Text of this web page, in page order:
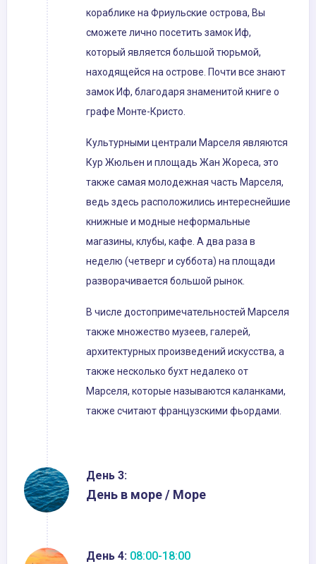
кораблике на Фриульские острова, Вы
сможете лично посетить замок Иф,
который является большой тюрьмой,
находящейся на острове. Почти все знают
замок Иф, благодаря знаменитой книге о
графе Монте-Кристо.
Культурными централи Марселя являются
Кур Жюльен и площадь Жан Жореса, это
также самая молодежная часть Марселя,
ведь здесь расположились интереснейшие
книжные и модные неформальные
магазины, клубы, кафе. А два раза в
неделю (четверг и суббота) на площади
разворачивается большой рынок.
В числе достопримечательностей Марселя
также множество музеев, галерей,
архитектурных произведений искусства, а
также несколько бухт недалеко от
Марселя, которые называются каланками,
также считают французскими фьордами.
День 3:
День в море / Море
День 4: 08:00-18:00